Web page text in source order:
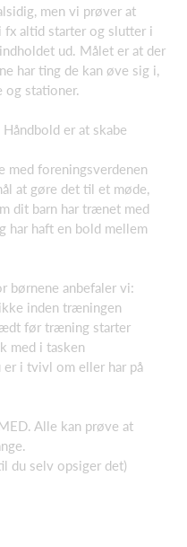
men vi prøver at
fx altid starter og slutter i
ud. Målet er at der
har ting de kan øve sig i,
og stationer.
er at skabe
med foreningsverdenen
at gøre det til et møde,
dit barn har trænet med
har haft en bold mellem
børnene anbefaler vi:
inden træningen
før træning starter
med i tasken
er i tvivl om eller har på
Alle kan prøve at
du selv opsiger det)